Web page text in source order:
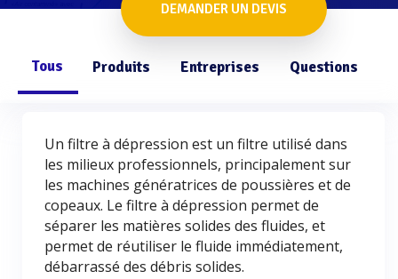
DEMANDER UN DEVIS
Tous Produits Entreprises Questions
Un filtre à dépression est un filtre utilisé dans
les milieux professionnels, principalement sur
les machines génératrices de poussières et de
copeaux. Le filtre à dépression permet de
séparer les matières solides des fluides, et
permet de réutiliser le fluide immédiatement,
débarrassé des débris solides.